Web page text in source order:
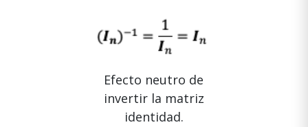
Efecto neutro de
invertir la matriz
identidad.